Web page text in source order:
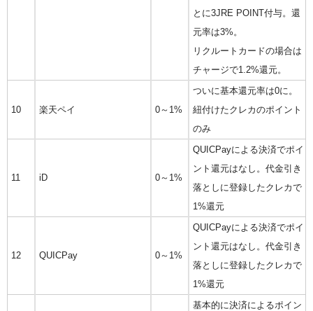
とに3JRE POINT付与。還
元率は3%。
リクルートカードの場合は
チャージで1.2%還元。
10 楽天ペイ 0～1%
ついに基本還元率は0に。
紐付けたクレカのポイント
のみ
11 iD 0～1%
QUICPayによる決済でポイ
ント還元はなし。代金引き
落としに登録したクレカで
1%還元
12 QUICPay 0～1%
QUICPayによる決済でポイ
ント還元はなし。代金引き
落としに登録したクレカで
1%還元
基本的に決済によるポイン